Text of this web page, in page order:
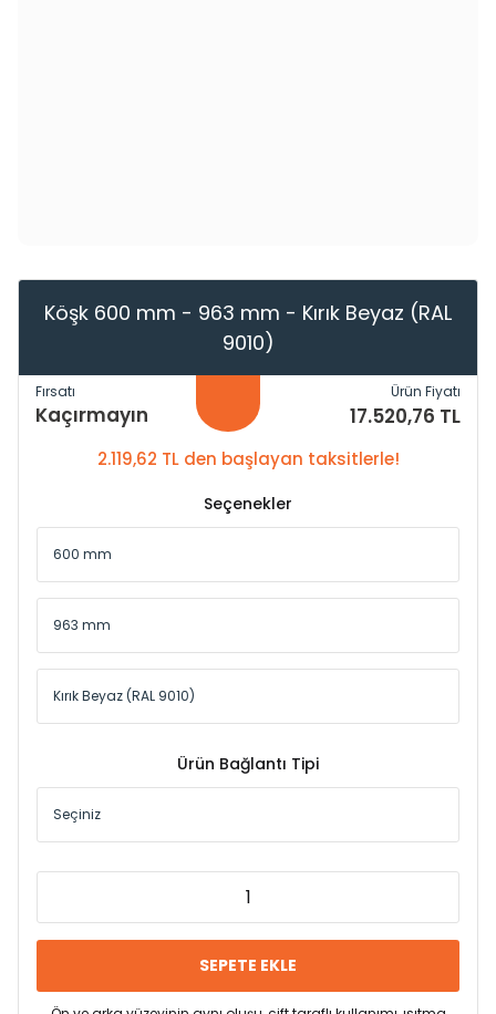
Köşk 600 mm - 963 mm - Kırık Beyaz (RAL
9010)
Fırsatı
Kaçırmayın
Ürün Fiyatı
17.520,76 TL
2.119,62 TL den başlayan taksitlerle!
Seçenekler
Ürün Bağlantı Tipi
SEPETE EKLE